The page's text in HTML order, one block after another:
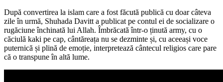
După convertirea la islam care a fost făcută publică cu doar câteva
zile în urmă, Shuhada Davitt a publicat pe contul ei de socializare o
rugăciune închinată lui Allah. Îmbrăcată într-o ținută army, cu o
căciulă kaki pe cap, cântăreața nu se dezminte și, cu aceeași voce
puternică și plină de emoție, interpretează cântecul religios care pare
că o transpune în altă lume.